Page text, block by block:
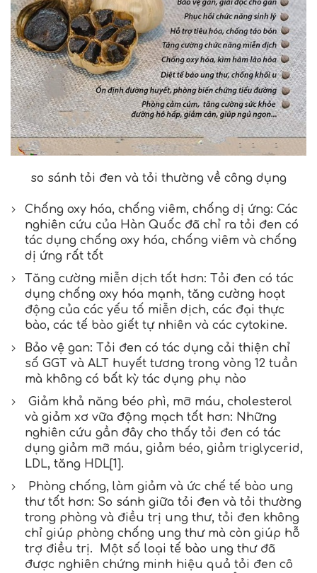
so sánh tỏi đen và tỏi thường về công dụng
Chống oxy hóa, chống viêm, chống dị ứng: Các
nghiên cứu của Hàn Quốc đã chỉ ra tỏi đen có
tác dụng chống oxy hóa, chống viêm và chống
dị ứng rất tốt
Tăng cường miễn dịch tốt hơn: Tỏi đen có tác
dụng chống oxy hóa mạnh, tăng cường hoạt
động của các yếu tố miễn dịch, các đại thực
bào, các tế bào giết tự nhiên và các cytokine.
Bảo vệ gan: Tỏi đen có tác dụng cải thiện chỉ
số GGT và ALT huyết tương trong vòng 12 tuần
mà không có bất kỳ tác dụng phụ nào
Giảm khả năng béo phì, mỡ máu, cholesterol
và giảm xơ vữa động mạch tốt hơn: Những
nghiên cứu gần đây cho thấy tỏi đen có tác
dụng giảm mỡ máu, giảm béo, giảm triglycerid,
LDL, tăng HDL[1].
Phòng chống, làm giảm và ức chế tế bào ung
thư tốt hơn: So sánh giữa tỏi đen và tỏi thường
trong phòng và điều trị ung thư, tỏi đen không
chỉ giúp phòng chống ung thư mà còn giúp hỗ
trợ điều trị. Một số loại tế bào ung thư đã
được nghiên chứng minh hiệu quả tỏi đen cô